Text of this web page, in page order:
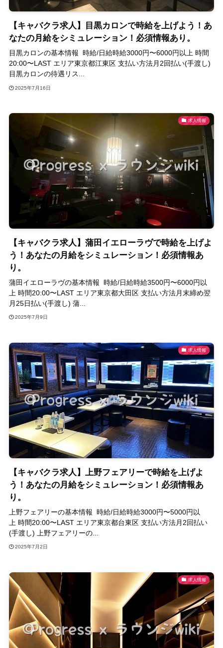
【キャバクラ求人】目黒カロンで時給を上げよう！あ
なたの月給をシミュレーション！必須情報あり。
目黒カロンの基本情報 時給/日給時給3000円〜6000円以上 時間
20:00〜LAST エリア東京都江東区 支払い方法月2回払い(手渡し)
目黒カロンの待遇リス...
2025年7月16日
求人情報
【キャバクラ求人】蒲田イエローラヴで時給を上げよ
う！あなたの月給をシミュレーション！必須情報あ
り。
蒲田イエローラヴの基本情報 時給/日給時給3500円〜6000円以
上 時間20:00〜LAST エリア東京都大田区 支払い方法月末締め翌
月25日払い(手渡し) 蒲...
2025年7月9日
求人情報
【キャバクラ求人】上野フェアリーで時給を上げよ
う！あなたの月給をシミュレーション！必須情報あ
り。
上野フェアリーの基本情報 時給/日給時給3000円〜5000円以
上 時間20:00〜LAST エリア東京都台東区 支払い方法月2回払い
(手渡し) 上野フェアリーの...
2025年7月2日
求人情報